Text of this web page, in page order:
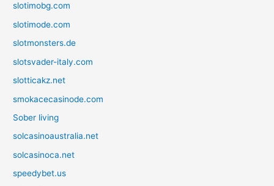
slotimobg.com
slotimode.com
slotmonsters.de
slotsvader-italy.com
slotticakz.net
smokacecasinode.com
Sober living
solcasinoaustralia.net
solcasinoca.net
speedybet.us